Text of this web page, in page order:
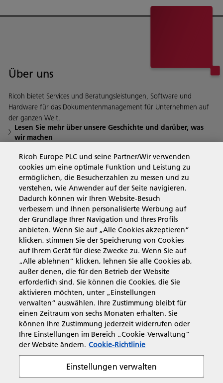
Über uns
Ricoh bietet Services und Beratungsleistungen, Software und
Hardware für das Dokumentenmanagement für Unternehmen auf
der ganzen Welt.
Lesen Sie mehr über unsere Geschichte und darüber, was
wir machen
Business Solutions
Produkte & Services
Support & Kontakt
Governance & Policies
Folgen Sie uns
Ricoh Europe PLC und seine Partner/Wir verwenden
cookies um eine optimale Funktion und Leistung zu
ermöglichen, die Besucherzahlen zu messen und zu
verstehen, wie Anwender auf der Seite navigieren.
Dadurch können wir Ihren Website-Besuch
verbessern und Ihnen personalisierte Werbung auf
der Grundlage Ihrer Navigation und Ihres Profils
anbieten. Wenn Sie auf „Alle Cookies akzeptieren“
klicken, stimmen Sie der Speicherung von Cookies
auf Ihrem Gerät für diese Zwecke zu. Wenn Sie auf
„Alle ablehnen“ klicken, lehnen Sie alle Cookies ab,
außer denen, die für den Betrieb der Website
erforderlich sind. Sie können die Cookies, die Sie
aktivieren möchten, unter „Einstellungen
verwalten“ auswählen. Ihre Zustimmung bleibt für
einen Zeitraum von sechs Monaten erhalten. Sie
können Ihre Zustimmung jederzeit widerrufen oder
Ihre Einstellungen im Bereich „Cookie-Verwaltung“
der Website ändern. Cookie-Richtlinie
Einstellungen verwalten